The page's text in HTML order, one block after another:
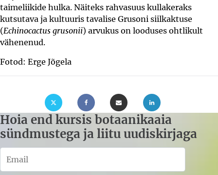
taimeliikide hulka. Näiteks rahvasuus kullakeraks
kutsutava ja kultuuris tavalise Grusoni siilkaktuse
(Echinocactus grusonii) arvukus on looduses ohtlikult
vähenenud.
Fotod: Erge Jõgela
Hoia end kursis botaanikaaia
sündmustega ja liitu uudiskirjaga